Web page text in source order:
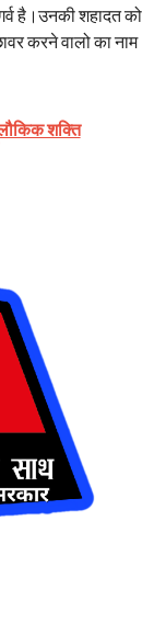
है।उनकी शहादत को
करने वालो का नाम
शक्ति